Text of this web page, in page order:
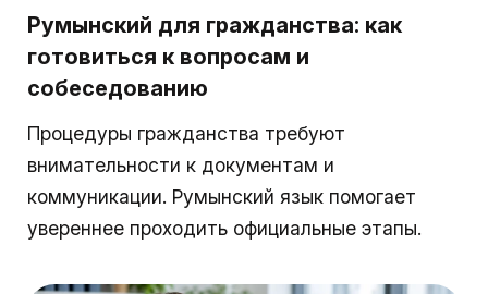
Румынский для гражданства: как
готовиться к вопросам и
собеседованию
Процедуры гражданства требуют
внимательности к документам и
коммуникации. Румынский язык помогает
увереннее проходить официальные этапы.